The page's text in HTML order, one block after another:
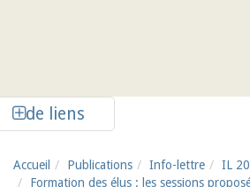
de liens
Accueil Publications Info-lettre IL
Formation des élus : les sessions